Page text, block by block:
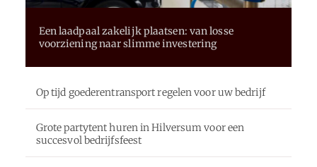
Een laadpaal zakelijk plaatsen: van losse
voorziening naar slimme investering
Op tijd goederentransport regelen voor uw bedrijf
Grote partytent huren in Hilversum voor een
succesvol bedrijfsfeest